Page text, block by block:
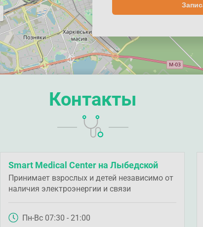
Контакты
Smart Medical Center на Лыбедской
Принимает взрослых и детей независимо от
наличия электроэнергии и связи
Пн-Вс 07:30 - 21:00